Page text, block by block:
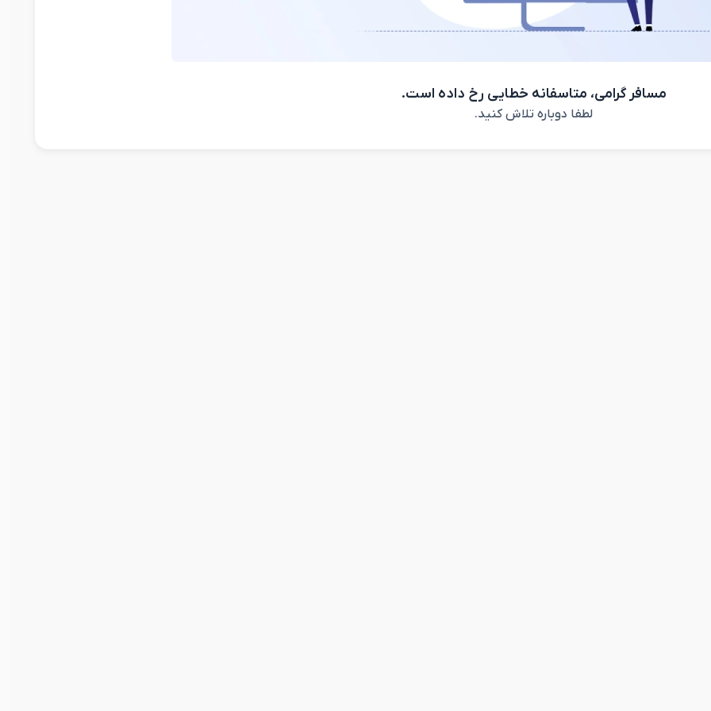
مسافر گرامی، متاسفانه خطایی رخ داده است.
لطفا دوباره تلاش کنید.